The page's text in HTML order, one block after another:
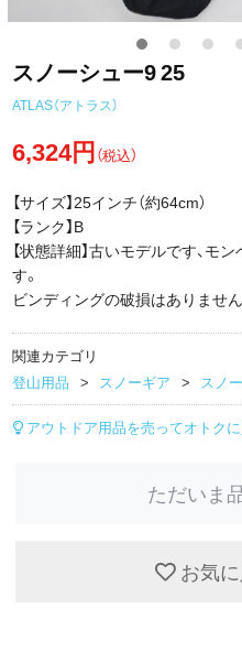
スノーシュー9 25
ATLAS（アトラス）
6,324円（税込）
【サイズ】25インチ（約64cm）
【ランク】B
【状態詳細】古いモデルです、モ
す。
ビンディングの破損はありません
関連カテゴリ
登山用品
スノーギア スノ
アウトドア用品を売ってオトクに
ただいま
お気